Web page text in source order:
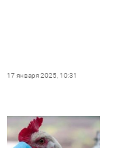
17 января 2025, 10:31